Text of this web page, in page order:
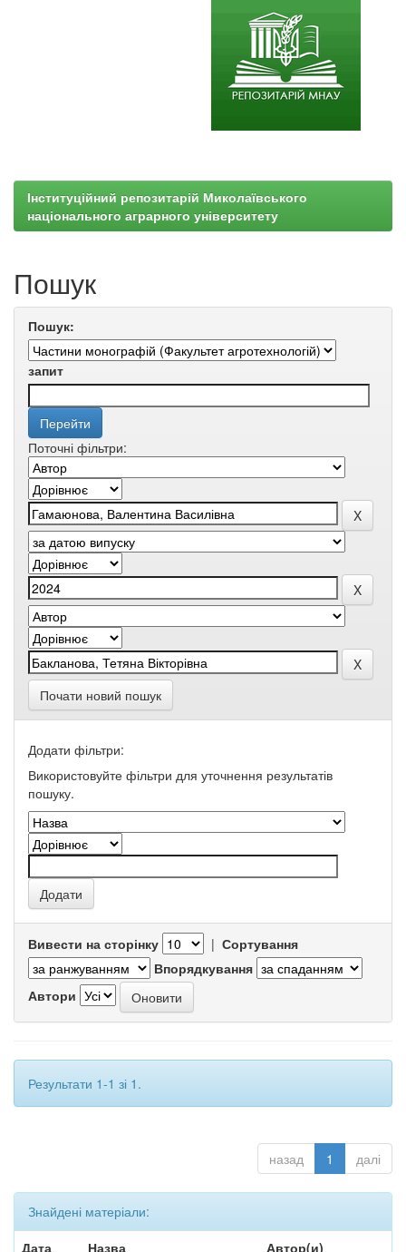
Інституційний репозитарій Миколаївського
національного аграрного університету
Пошук
Пошук:
запит
Поточні фільтри:
Почати новий пошук
Додати фільтри:
Використовуйте фільтри для уточнення результатів
пошуку.
Вивести на сторінку | Сортування
Впорядкування
Автори
Результати 1-1 зі 1.
назад 1 далі
Знайдені матеріали:
Дата
Назва Автор(и)